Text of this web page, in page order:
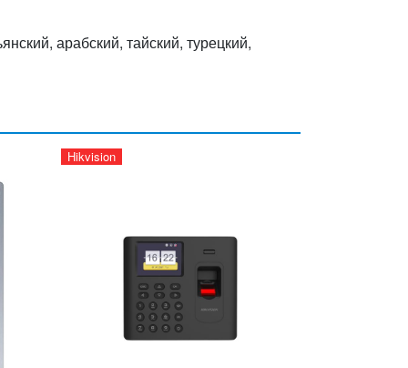
арабский, тайский, турецкий,
Hikvision